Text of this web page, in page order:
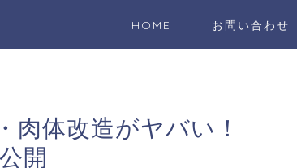
HOME お問い合わせ
肉体改造がヤバい！
開